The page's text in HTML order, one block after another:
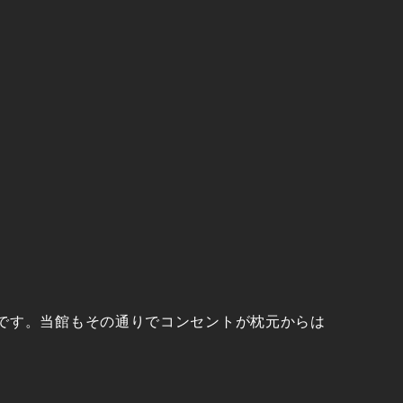
。当館もその通りでコンセントが枕元からは